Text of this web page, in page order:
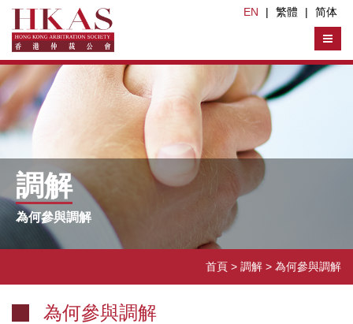
EN | 繁體 | 简体
調解
為何參與調解
首頁 > 調解 > 為何參與調解
為何參與調解